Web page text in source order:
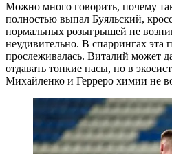
Можно много говорить, почему
полностью выпал Буяльский,
нормальных розыгрышей не
неудивительно. В спаррингах эта
прослеживалась. Виталий может
отдавать тонкие пасы, но в
Михайленко и Герреро химии не